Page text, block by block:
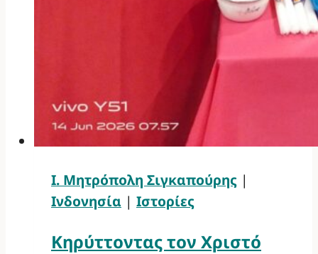
Ι. Μητρόπολη Σιγκαπούρης |
Ινδονησία | Ιστορίες
Κηρύττοντας τον Χριστό